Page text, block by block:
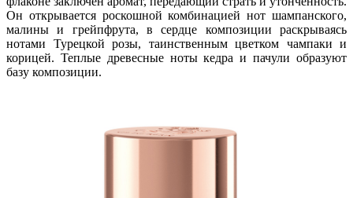
Он открывается роскошной комбинацией нот шампанского,
малины и грейпфрута, в сердце композиции раскрываясь
нотами Турецкой розы, таинственным цветком чампаки и
корицей. Теплые древесные ноты кедра и пачули образуют
базу композиции.